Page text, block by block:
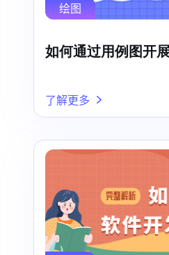
绘图
如何通过用例图开
了解更多